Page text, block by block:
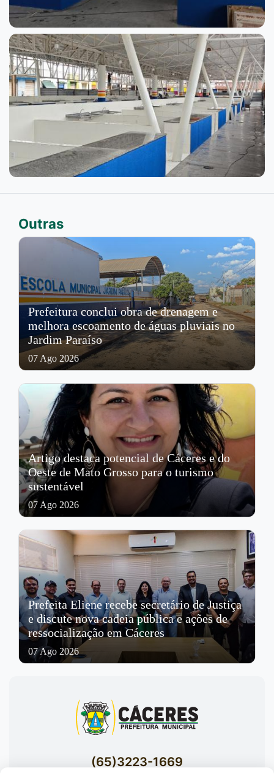
Outras
Prefeitura conclui obra de drenagem e
melhora escoamento de águas pluviais no
Jardim Paraíso
07 Ago 2026
Artigo destaca potencial de Cáceres e do
Oeste de Mato Grosso para o turismo
sustentável
07 Ago 2026
Prefeita Eliene recebe secretário de Justiça
e discute nova cadeia pública e ações de
ressocialização em Cáceres
07 Ago 2026
(65)3223-1669